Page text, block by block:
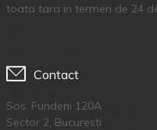
toata tara in termen de 24
Contact
Sos. Fundeni 120A
Sector 2, Bucuresti